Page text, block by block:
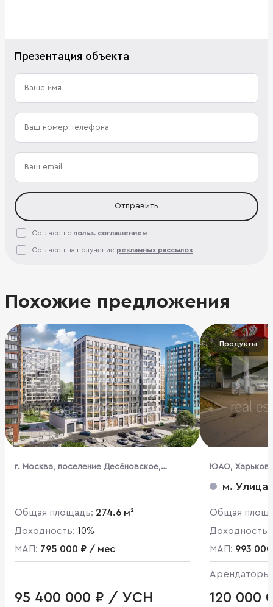
Презентация объекта
Отправить
Согласен с польз. соглашением
Согласен на получение рекламных рассылок
Похожие предложения
г. Москва, поселение Десёновское,
Общая площадь: 274.6 м²
Доходность: 10%
МАП: 795 000 ₽ / мес
95 400 000 ₽ / УСН
Продукты
ЮАО,
м. Улица
Общая
Доходность:
МАП: 993
120 000